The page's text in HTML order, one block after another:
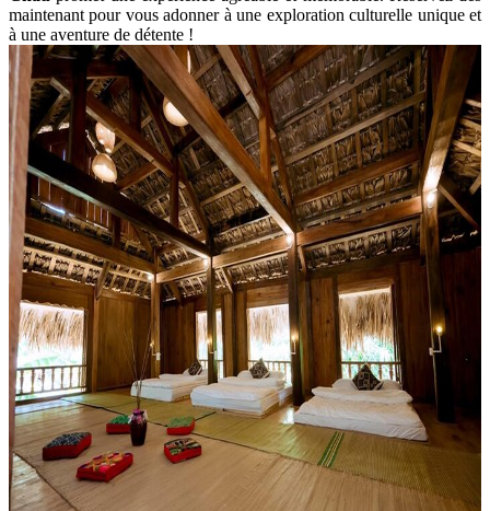
maintenant pour vous adonner à une exploration culturelle unique et
à une aventure de détente !